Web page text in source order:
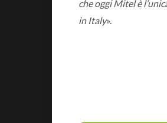
cheoggi Mitel è
in Italy».